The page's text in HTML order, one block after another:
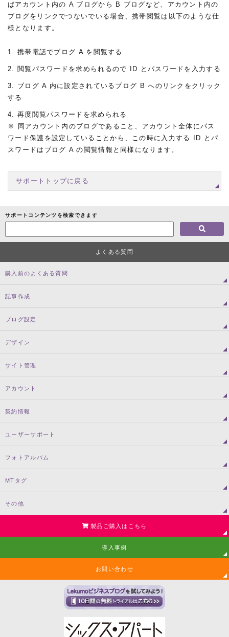
ばアカウント内の A ブログから B ブログなど、アカウント内の
ブログをリンクでつないでいる場合、携帯閲覧は以下のような仕
様となります。
携帯電話でブログ A を閲覧する
閲覧パスワードを求められるので ID とパスワードを入力する
ブログ A 内に設定されているブログ B へのリンクをクリック
する
再度閲覧パスワードを求められる
※ 同アカウント内のブログであること、アカウント全体にパス
ワード保護を設定していることから、この時に入力する ID とパ
スワードはブログ A の閲覧情報と同様になります。
サポートトップに戻る
サポートコンテンツを検索できます
よくある質問
購入前のよくある質問
記事作成
ブログ設定
デザイン
サイト管理
アカウント
契約情報
ユーザーサポート
フォトアルバム
MTタグ
その他
製品ご購入はこちら
導入事例
お問い合わせ